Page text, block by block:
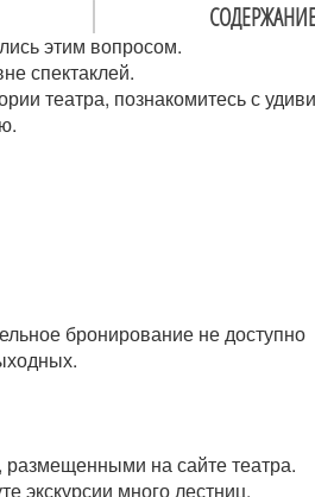
этим вопросом.
спектаклей.
театра, познакомитесь с
бронирование не доступно
на сайте театра.
экскурсии много лестниц.